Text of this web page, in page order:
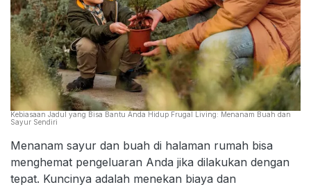
Kebiasaan Jadul yang Bisa Bantu Anda Hidup Frugal Living: Menanam Buah dan
Sayur Sendiri
Menanam sayur dan buah di halaman rumah bisa
menghemat pengeluaran Anda jika dilakukan dengan
tepat. Kuncinya adalah menekan biaya dan